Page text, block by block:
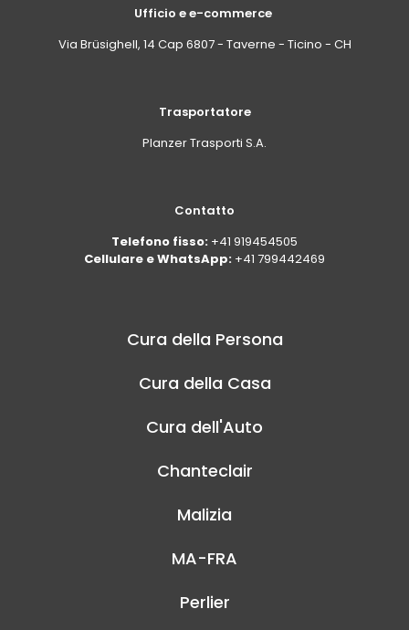
Ufficio e e-commerce
Via Brüsighell, 14 Cap 6807 - Taverne - Ticino - CH
Trasportatore
Planzer Trasporti S.A.
Contatto
Telefono fisso: +41 919454505
Cellulare e WhatsApp: +41 799442469
Cura della Persona
Cura della Casa
Cura dell'Auto
Chanteclair
Malizia
MA-FRA
Perlier